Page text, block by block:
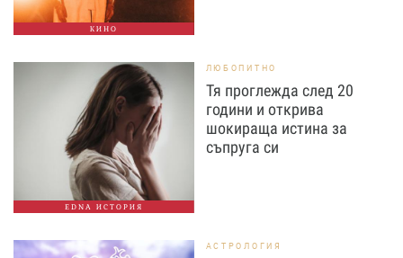
КИНО
EDNA ИСТОРИЯ
ЛЮБОПИТНО
Тя проглежда след 20
години и открива
шокираща истина за
съпруга си
АСТРОЛОГИЯ